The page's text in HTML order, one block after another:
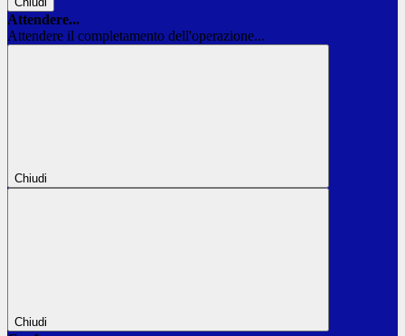
Attendere...
Attendere il completamento dell'operazione...
Chiudi
Chiudi